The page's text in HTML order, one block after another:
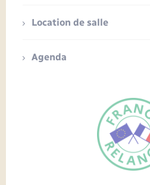
FR
Location de salle
Agenda